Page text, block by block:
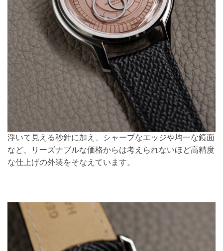
浮いて見える秒針に加え、シャープなエッジや均一な鏡面
など、リーズナブルな価格からは考えられないほど高精度
な仕上げの外装をそなえています。